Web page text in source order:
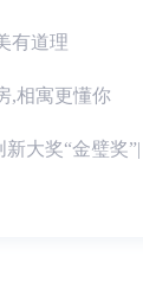
有道理
,相寓更懂你
大奖“金璧奖”|